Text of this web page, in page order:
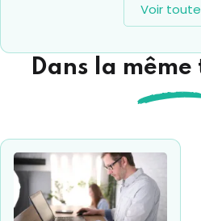
Voir
Dans la